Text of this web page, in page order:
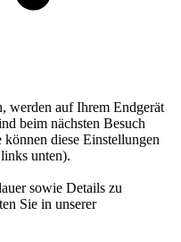
werden auf Ihrem Endgerät
beim nächsten Besuch
diese Einstellungen
unten).
sowie Details zu
Sie in unserer